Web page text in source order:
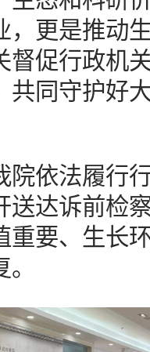
，更是推动
督促行政机
共同守护好
依法履行行
送达诉前检
重要、生长